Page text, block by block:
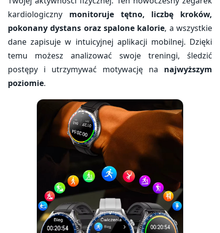
kardiologiczny monitoruje tętno, liczbę kroków,
pokonany dystans oraz spalone kalorie, a wszystkie
dane zapisuje w intuicyjnej aplikacji mobilnej. Dzięki
temu możesz analizować swoje treningi, śledzić
postępy i utrzymywać motywację na najwyższym
poziomie.